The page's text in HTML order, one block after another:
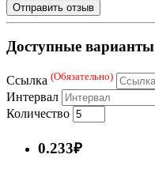
Отправить отзыв
Доступные варианты
Ссылка (Обязательно)
Интервал
Количество
0.233₽